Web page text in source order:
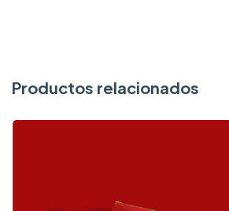
Productos relacionados